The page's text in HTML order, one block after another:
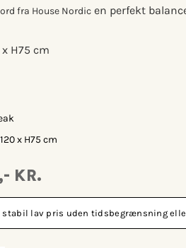
fra House Nordic en perfekt
H75 cm
x H75 cm
KR.
stabil lav pris uden tidsbegrænsning